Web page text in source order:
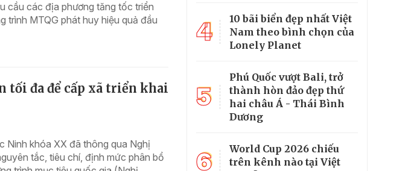
cầu các địa phương tăng tốc triển
trình MTQG phát huy hiệu quả đầu
tối đa để cấp xã triển khai
Ninh khóa XX đã thông qua Nghị
tắc, tiêu chí, định mức phân bổ
4
10 bãi biển đẹp nhất Việt
Nam theo bình chọn của
Lonely Planet
5
Phú Quốc vượt Bali, trở
thành hòn đảo đẹp thứ
hai châu Á - Thái Bình
Dương
6
World Cup 2026 chiếu
trên kênh nào tại Việt